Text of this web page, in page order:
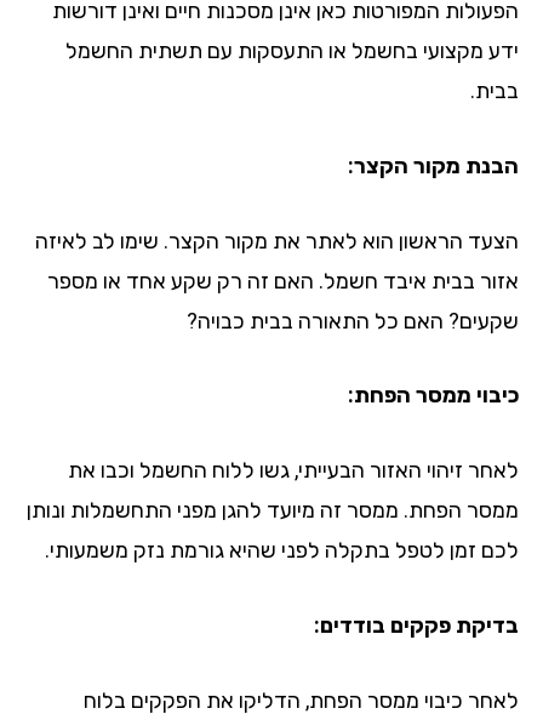
המפורטות כאן אינן מסכנות חיים ואינן דורשות
מקצועי בחשמל או התעסקות עם תשתית החשמל
מקור הקצר:
הראשון הוא לאתר את מקור הקצר. שימו לב לאיזה
בבית איבד חשמל. האם זה רק שקע אחד או מספר
האם כל התאורה בבית כבויה?
ממסר הפחת:
זיהוי האזור הבעייתי, גשו ללוח החשמל וכבו את
הפחת. ממסר זה מיועד להגן מפני התחשמלות ונותן
זמן לטפל בתקלה לפני שהיא גורמת נזק משמעותי.
פקקים בודדים:
כיבוי ממסר הפחת, הדליקו את הפקקים בלוח